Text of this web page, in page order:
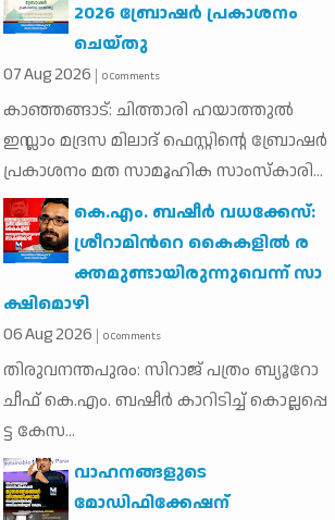
2026 ബ്രോഷർ പ്രകാശനം
ചെയ്തു
07Aug2026 0 Comments
കാഞ്ഞങ്ങാട്: ചിത്താരി ഹയാത്തുൽ
ഇസ്ലാം മദ്രസ മിലാദ് ഫെസ്റ്റിൻ്റെ ബ്രോഷർ
പ്രകാശനം മത സാമൂഹിക സാംസ്കാരി...
കെ.​എം. ബ​ഷീ​ർ വ​ധ​ക്കേ​സ്:
ശ്രീ​റാ​മി​ന്‍റെ കൈ​ക​ളി​ൽ ര​
ക്ത​മു​ണ്ടാ​യി​രു​ന്നു​വെ​ന്ന് സാ​
ക്ഷി​മൊ​ഴി
06Aug2026 0 Comments
തി​രു​വ​ന​ന്ത​പു​രം: സി​റാ​ജ് പ​ത്രം ബ്യൂ​റോ
ചീ​ഫ് കെ.​എം. ബ​ഷീ​ർ കാ​റി​ടി​ച്ച് കൊ​ല്ല​പ്പെ​
ട്ട കേ​സ...
വാഹനങ്ങളുടെ
മോഡിഫിക്കേഷന്